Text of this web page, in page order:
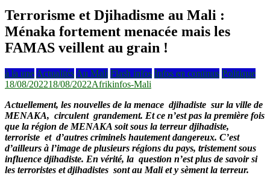
Terrorisme et Djihadisme au Mali :
Ménaka fortement menacée mais les
FAMAS veillent au grain !
à la une Actualités Au Mali Flash infos Infos en continus Politique
18/08/202218/08/2022Afrikinfos-Mali
Actuellement, les nouvelles de la menace djihadiste sur la ville de
MENAKA, circulent grandement. Et ce n’est pas la première fois
que la région de MENAKA soit sous la terreur djihadiste,
terroriste et d’autres criminels hautement dangereux. C’est
d’ailleurs à l’image de plusieurs régions du pays, tristement sous
influence djihadiste. En vérité, la question n’est plus de savoir si
les terroristes et djihadistes sont au Mali et y sèment la terreur.